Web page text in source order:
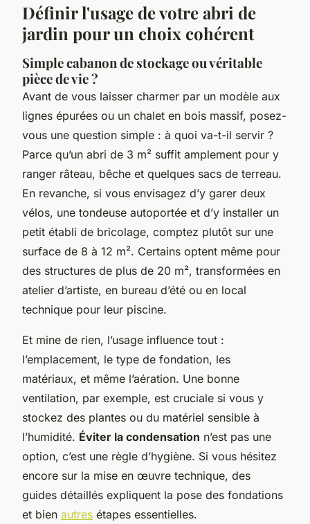
Définir l'usage de votre abri de
jardin pour un choix cohérent
Simple cabanon de stockage ou véritable
pièce de vie ?
Avant de vous laisser charmer par un modèle aux
lignes épurées ou un chalet en bois massif, posez-
vous une question simple : à quoi va-t-il servir ?
Parce qu’un abri de 3 m² suffit amplement pour y
ranger râteau, bêche et quelques sacs de terreau.
En revanche, si vous envisagez d’y garer deux
vélos, une tondeuse autoportée et d’y installer un
petit établi de bricolage, comptez plutôt sur une
surface de 8 à 12 m². Certains optent même pour
des structures de plus de 20 m², transformées en
atelier d’artiste, en bureau d’été ou en local
technique pour leur piscine.
Et mine de rien, l’usage influence tout :
l’emplacement, le type de fondation, les
matériaux, et même l’aération. Une bonne
ventilation, par exemple, est cruciale si vous y
stockez des plantes ou du matériel sensible à
l’humidité. Éviter la condensation n’est pas une
option, c’est une règle d’hygiène. Si vous hésitez
encore sur la mise en œuvre technique, des
guides détaillés expliquent la pose des fondations
et bien autres étapes essentielles.